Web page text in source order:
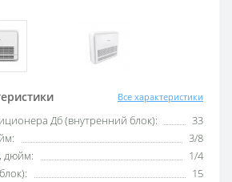
Все характеристики
Дб (внутренний блок):
33
3/8
дюйм:
1/4
15